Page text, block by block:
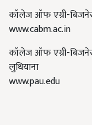
कॉलेज ऑफ एग्री-
www.cabm.ac.in
कॉलेज ऑफ एग्री-
लुधियाना
www.pau.edu